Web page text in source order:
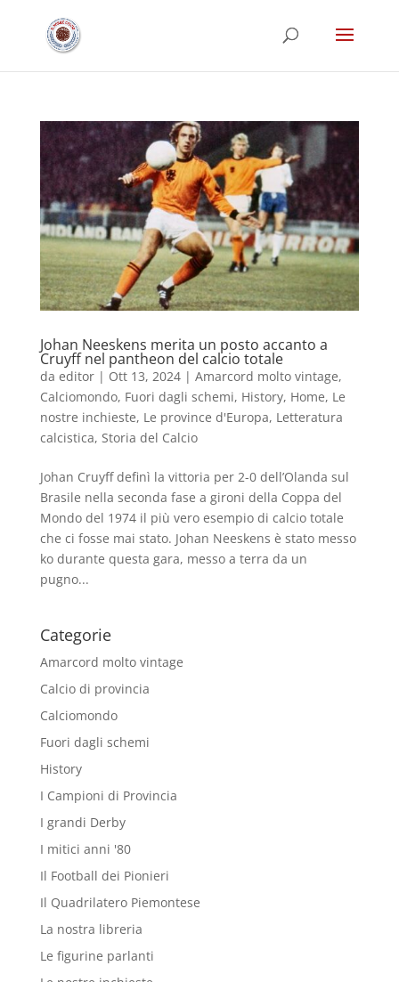
Johan Neeskens merita un posto accanto a
Cruyff nel pantheon del calcio totale
da editor| Ott 13, 2024| Amarcord molto vintage,
Calciomondo, Fuori dagli schemi, History, Home, Le
nostre inchieste, Le province d'Europa, Letteratura
calcistica, Storia del Calcio
Johan Cruyff definì la vittoria per 2-0 dell’Olanda sul
Brasile nella seconda fase a gironi della Coppa del
Mondo del 1974 il più vero esempio di calcio totale
che ci fosse mai stato. Johan Neeskens è stato messo
ko durante questa gara, messo a terra da un
pugno...
Categorie
Amarcord molto vintage
Calcio di provincia
Calciomondo
Fuori dagli schemi
History
I Campioni di Provincia
I grandi Derby
I mitici anni '80
Il Football dei Pionieri
Il Quadrilatero Piemontese
La nostra libreria
Le figurine parlanti